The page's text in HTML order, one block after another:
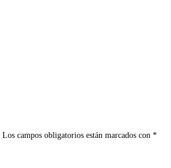
Los campos obligatorios están marcados con *